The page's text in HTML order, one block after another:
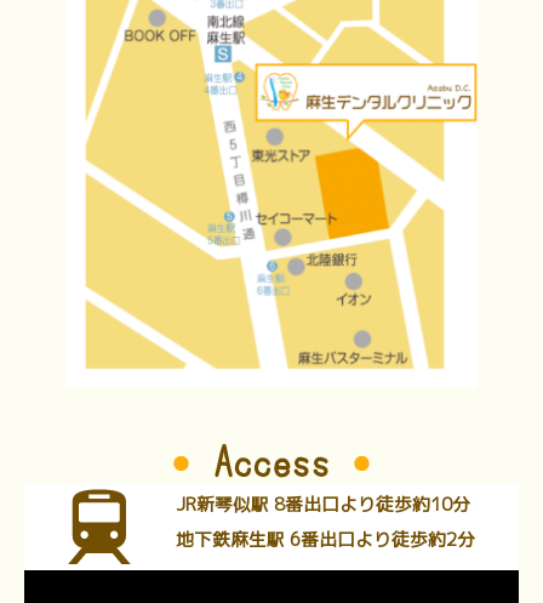
Access
JR新琴似駅 8番出口より徒歩約10分
地下鉄麻生駅 6番出口より徒歩約2分